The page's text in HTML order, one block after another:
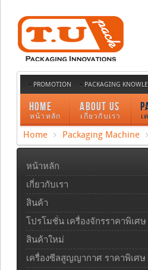
PROMOTION PACKAGING
HOME
หน้าหลัก
ABOUT US
เกี่ยวกับเรา เ
Home Packaging Machine
หน้าหลัก
เกี่ยวกับเรา
สินค้า
โปรโมชั่น เครื่องจักรราคาพิเศษ
สินค้าใหม่
เครื่องซีลสูญญากาศ ราคาพิเศษ